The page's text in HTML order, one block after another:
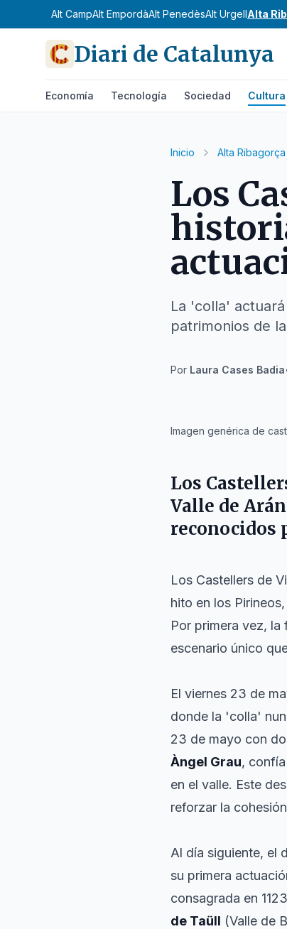
Alt CampAlt EmpordàAlt PenedèsAlt UrgellAlta
Diari de Catalunya
Economía Tecnología Sociedad Cultura
Inicio Alta Ribagorça
Los
La 'colla'
patrimonios de
Por Laura Cases Badia
Imagen genérica de
Los
Valle de
reconocidos
Los Castellers de
hito en los
Por primera vez, la
escenario único
El viernes 23 de
donde la 'colla'
23 de mayo con
Àngel Grau,
en el valle. Este
reforzar la
Al día siguiente, el
su primera
consagrada en
de Taüll (Valle de